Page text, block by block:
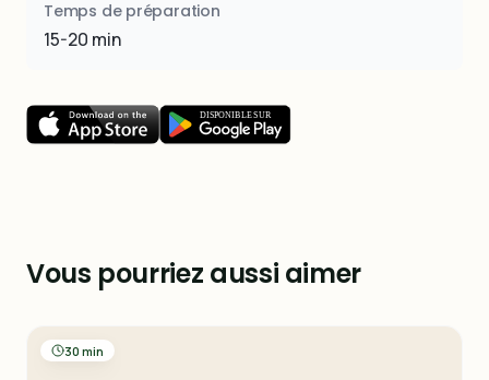
Temps de préparation
15-20 min
Vous pourriez aussi aimer
30 min